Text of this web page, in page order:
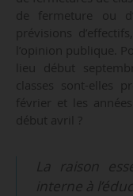
de fermeture ou
prévisions
l’opinion publique.
lieu début
classes sont-elles
février et les
début avril ?
La raison
interne à